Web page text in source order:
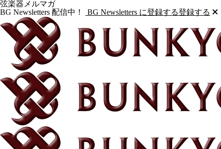
弦楽器メルマガ
BG Newsletters 配信中！
BG Newsletters に登録する登録する